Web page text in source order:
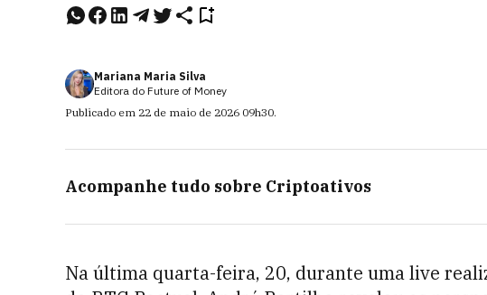
Mariana Maria Silva
Editora do Future of Money
Publicado em 22 de maio de 2026 09h30.
Acompanhe tudo sobre Criptoativos
Na última quarta-feira, 20, durante uma live